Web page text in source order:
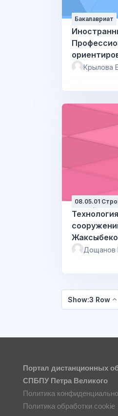
Бакалавриат
Елизавета
Крылова
08.05.01
зданий и
сооружений Дощанов
Дощанов
Show:3 Row
Портал дистанционных
СПБПУ Петра Великого
Политика
Политика обработки cookie